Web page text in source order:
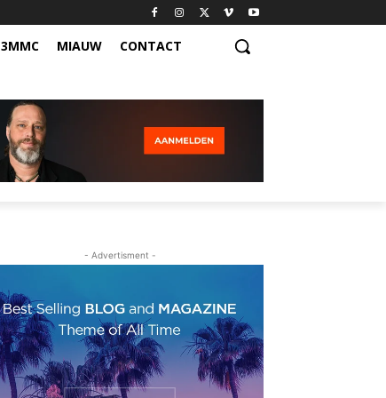
3MMC MIAUW CONTACT
- Advertisment -